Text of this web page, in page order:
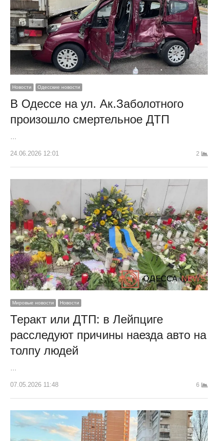
Новости Одесские новости
В Одессе на ул. Ак.Заболотного
произошло смертельное ДТП
…
24.06.2026 12:01 2
Мировые новости Новости
Теракт или ДТП: в Лейпциге
расследуют причины наезда авто на
толпу людей
…
07.05.2026 11:48 6